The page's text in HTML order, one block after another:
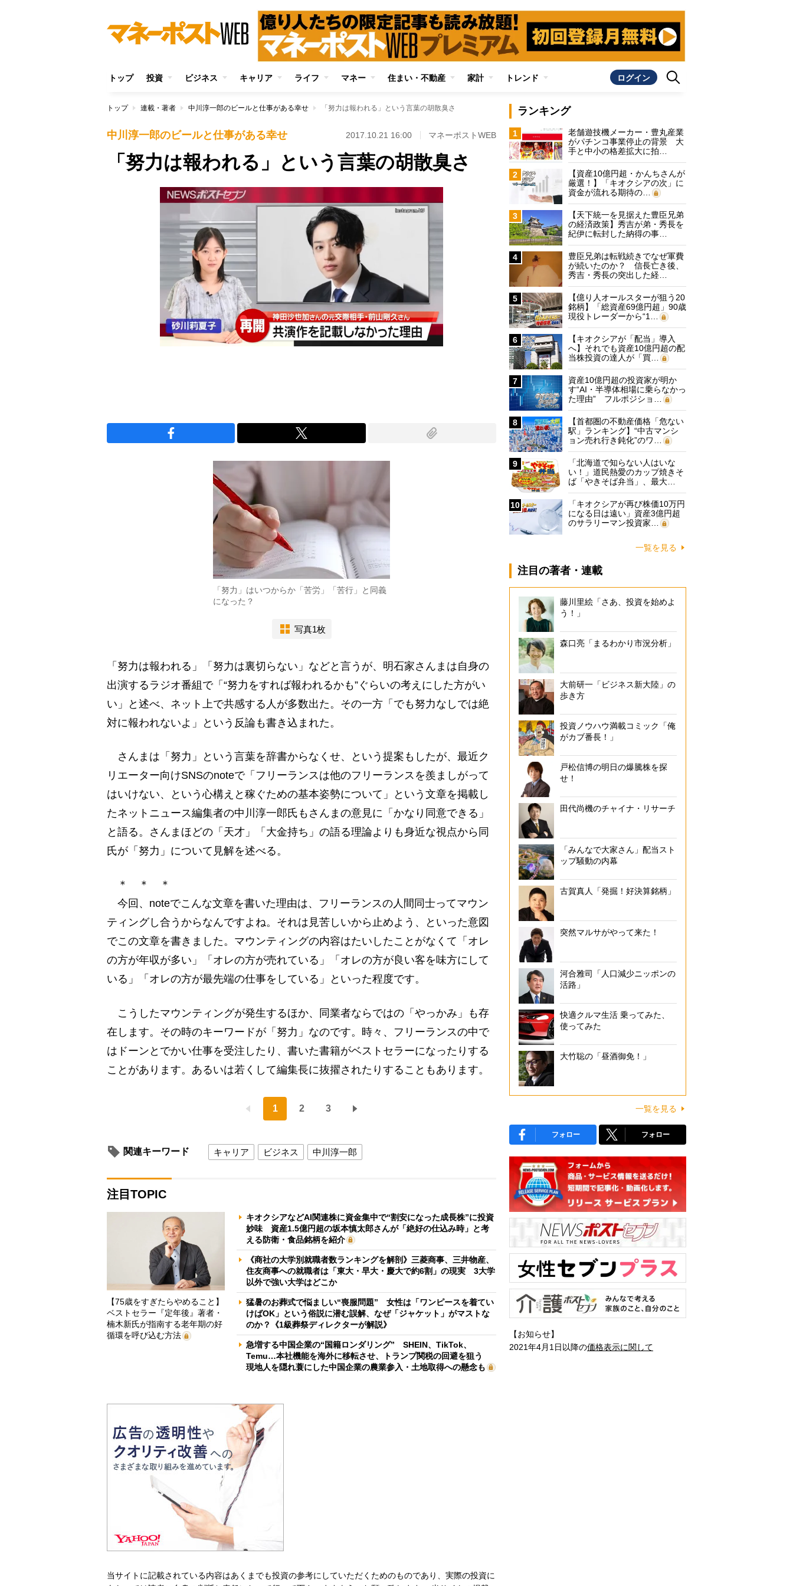
トップ 投資 ビジネス キャリア ライフ マネー 住まい・不動産 家計 トレンド ログイン
トップ 連載・著者 中川淳一郎のビールと仕事がある幸せ 「努力は報われる」という言葉の胡散臭さ
中川淳一郎のビールと仕事がある幸せ 2017.10.21 16:00 マネーポストWEB
「努力は報われる」という言葉の胡散臭さ
「努力」はいつからか「苦労」「苦行」と同義
になった？
写真1枚
「努力は報われる」「努力は裏切らない」などと言うが、明石家さんまは自身の
出演するラジオ番組で「“努力をすれば報われるかも”ぐらいの考えにした方がい
い」と述べ、ネット上で共感する人が多数出た。その一方「でも努力なしでは絶
対に報われないよ」という反論も書き込まれた。
さんまは「努力」という言葉を辞書からなくせ、という提案もしたが、最近ク
リエーター向けSNSのnoteで「フリーランスは他のフリーランスを羨ましがって
はいけない、という心構えと稼ぐための基本姿勢について」という文章を掲載し
たネットニュース編集者の中川淳一郎氏もさんまの意見に「かなり同意できる」
と語る。さんまほどの「天才」「大金持ち」の語る理論よりも身近な視点から同
氏が「努力」について見解を述べる。
＊ ＊ ＊
今回、noteでこんな文章を書いた理由は、フリーランスの人間同士ってマウン
ティングし合うからなんですよね。それは見苦しいから止めよう、といった意図
でこの文章を書きました。マウンティングの内容はたいしたことがなくて「オレ
の方が年収が多い」「オレの方が売れている」「オレの方が良い客を味方にして
いる」「オレの方が最先端の仕事をしている」といった程度です。
こうしたマウンティングが発生するほか、同業者ならではの「やっかみ」も存
在します。その時のキーワードが「努力」なのです。時々、フリーランスの中で
はドーンとでかい仕事を受注したり、書いた書籍がベストセラーになったりする
ことがあります。あるいは若くして編集長に抜擢されたりすることもあります。
1 2 3
関連キーワード キャリア ビジネス 中川淳一郎
注目TOPIC
【75歳をすぎたらやめること】
ベストセラー『定年後』著者・
楠木新氏が指南する老年期の好
循環を呼び込む方法
キオクシアなどAI関連株に資金集中で“割安になった成長株”に投資
妙味 資産1.5億円超の坂本慎太郎さんが「絶好の仕込み時」と考
える防衛・食品銘柄を紹介
《商社の大学別就職者数ランキングを解剖》三菱商事、三井物産、
住友商事への就職者は「東大・早大・慶大で約6割」の現実 3大学
以外で強い大学はどこか
猛暑のお葬式で悩ましい“喪服問題” 女性は「ワンピースを着てい
けばOK」という俗説に潜む誤解、なぜ「ジャケット」がマストな
のか？《1級葬祭ディレクターが解説》
急増する中国企業の“国籍ロンダリング” SHEIN、TikTok、
Temu…本社機能を海外に移転させ、トランプ関税の回避を狙う
現地人を隠れ蓑にした中国企業の農業参入・土地取得への懸念も
当サイトに記載されている内容はあくまでも投資の参考にしていただくためのものであり、実際の投資に
ランキング
1
老舗遊技機メーカー・豊丸産業
がパチンコ事業停止の背景 大
手と中小の格差拡大に拍…
2
【資産10億円超・かんちさんが
厳選！】「キオクシアの次」に
資金が流れる期待の…
3
【天下統一を見据えた豊臣兄弟
の経済政策】秀吉が弟・秀長を
紀伊に転封した納得の事…
4
豊臣兄弟は転戦続きでなぜ軍費
が続いたのか？ 信長亡き後、
秀吉・秀長の突出した経…
5
【億り人オールスターが狙う20
銘柄】「総資産69億円超」90歳
現役トレーダーから“1…
6
【キオクシアが「配当」導入
へ】それでも資産10億円超の配
当株投資の達人が「買…
7
資産10億円超の投資家が明か
す“AI・半導体相場に乗らなかっ
た理由” フルポジショ…
8
【首都圏の不動産価格「危ない
駅」ランキング】“中古マンシ
ョン売れ行き鈍化”のワ…
9
「北海道で知らない人はいな
い！」道民熱愛のカップ焼きそ
ば「やきそば弁当」、最大…
10
「キオクシアが再び株価10万円
になる日は遠い」資産3億円超
のサラリーマン投資家…
一覧を見る
注目の著者・連載
藤川里絵「さあ、投資を始めよ
う！」
森口亮「まるわかり市況分析」
大前研一「ビジネス新大陸」の
歩き方
投資ノウハウ満載コミック「俺
がカブ番長！」
戸松信博の明日の爆騰株を探
せ！
田代尚機のチャイナ・リサーチ
「みんなで大家さん」配当スト
ップ騒動の内幕
古賀真人「発掘！好決算銘柄」
突然マルサがやって来た！
河合雅司「人口減少ニッポンの
活路」
快適クルマ生活 乗ってみた、
使ってみた
大竹聡の「昼酒御免！」
一覧を見る
フォロー フォロー
【お知らせ】
2021年4月1日以降の価格表示に関して